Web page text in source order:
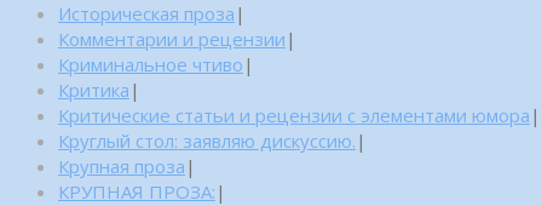
Историческая проза |
Комментарии и рецензии |
Криминальное чтиво |
Критика |
Критические статьи и рецензии с элементами юмора |
Круглый стол: заявляю дискуссию. |
Крупная проза |
КРУПНАЯ ПРОЗА: |